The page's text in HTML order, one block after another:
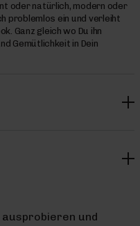
oder natürlich, modern oder
problemlos ein und verleiht
Ganz gleich wo Du ihn
Gemütlichkeit in Dein
und